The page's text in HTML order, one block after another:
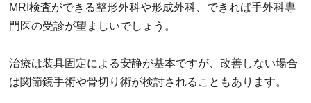
MRI検査ができる整形外科や形成外科、できれば手外科専
門医の受診が望ましいでしょう。
治療は装具固定による安静が基本ですが、改善しない場合
は関節鏡手術や骨切り術が検討されることもあります。